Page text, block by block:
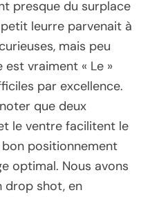
presque du surplace
leurre parvenait à
mais peu
vraiment « Le »
par excellence.
que deux
le ventre facilitent le
positionnement
optimal. Nous avons
drop shot, en